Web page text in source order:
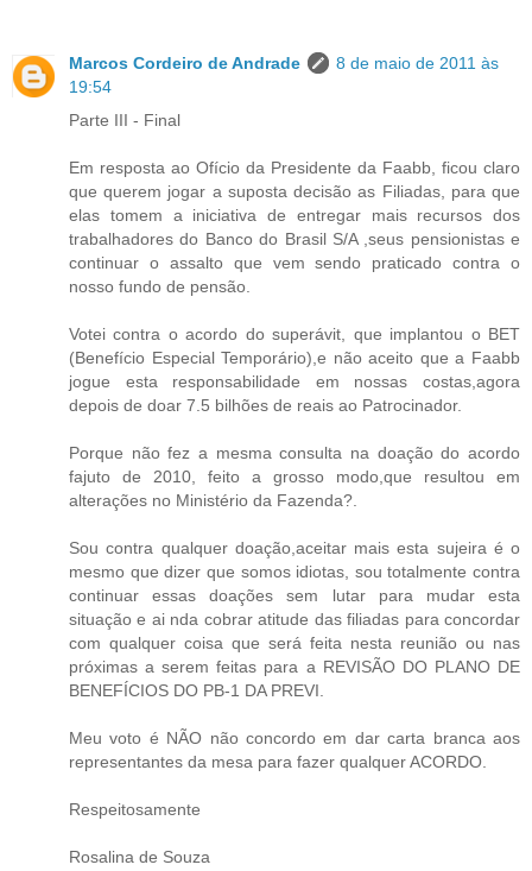
Marcos Cordeiro de Andrade
8 de maio de 2011 às
19:54
Parte III - Final
Em resposta ao Ofício da Presidente da Faabb, ficou claro
que querem jogar a suposta decisão as Filiadas, para que
elas tomem a iniciativa de entregar mais recursos dos
trabalhadores do Banco do Brasil S/A ,seus pensionistas e
continuar o assalto que vem sendo praticado contra o
nosso fundo de pensão.
Votei contra o acordo do superávit, que implantou o BET
(Benefício Especial Temporário),e não aceito que a Faabb
jogue esta responsabilidade em nossas costas,agora
depois de doar 7.5 bilhões de reais ao Patrocinador.
Porque não fez a mesma consulta na doação do acordo
fajuto de 2010, feito a grosso modo,que resultou em
alterações no Ministério da Fazenda?.
Sou contra qualquer doação,aceitar mais esta sujeira é o
mesmo que dizer que somos idiotas, sou totalmente contra
continuar essas doações sem lutar para mudar esta
situação e ai nda cobrar atitude das filiadas para concordar
com qualquer coisa que será feita nesta reunião ou nas
próximas a serem feitas para a REVISÃO DO PLANO DE
BENEFÍCIOS DO PB-1 DA PREVI.
Meu voto é NÃO não concordo em dar carta branca aos
representantes da mesa para fazer qualquer ACORDO.
Respeitosamente
Rosalina de Souza